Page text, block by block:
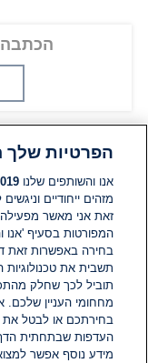
הכתבה
תגובות
אין עדיין תגובות.
הוסף תגובה
הפרטיות שלך
אנו והשותפים שלנו
מזהים ייחודיים
זאת אני מאשר
המפורטות בסעיף 'אנו
בחירה באפשרות זאת
תשבית את
תוביל לכך שחלק
מחחומי העניין
בחירתכם או לבטל את
העדפות שבתחתית
מידע נוסף אפשר